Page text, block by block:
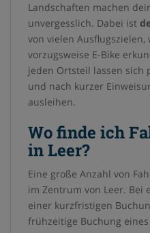
Landschaften machen
unvergesslich. Dabei ist
von vielen
vorzugsweise E-Bike
jeden Ortsteil lassen sich
und nach kurzer
ausleihen.
Wo finde ich
in Leer?
Eine große Anzahl von
im Zentrum von Leer. Bei
einer kurzfristigen
frühzeitige Buchung